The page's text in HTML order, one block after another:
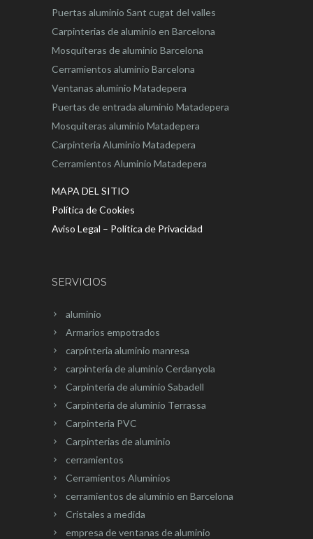
Puertas aluminio Sant cugat del valles
Carpinterias de aluminio en Barcelona
Mosquiteras de aluminio Barcelona
Cerramientos aluminio Barcelona
Ventanas aluminio Matadepera
Puertas de entrada aluminio Matadepera
Mosquiteras aluminio Matadepera
Carpinteria Aluminio Matadepera
Cerramientos Aluminio Matadepera
MAPA DEL SITIO
Política de Cookies
Aviso Legal – Política de Privacidad
SERVICIOS
aluminio
Armarios empotrados
carpínteria aluminio manresa
carpintería de aluminio Cerdanyola
Carpintería de aluminio Sabadell
Carpintería de aluminio Terrassa
Carpinteria PVC
Carpinterias de aluminio
cerramientos
Cerramientos Aluminios
cerramientos de aluminio en Barcelona
Cristales a medida
empresa de ventanas de aluminio